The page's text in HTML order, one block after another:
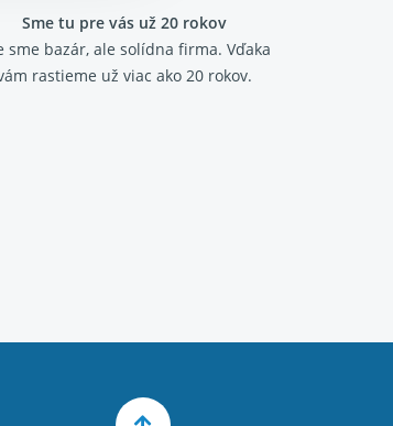
Sme tu pre vás už 20 rokov
sme bazár, ale solídna firma. Vďaka
rastieme už viac ako 20 rokov.